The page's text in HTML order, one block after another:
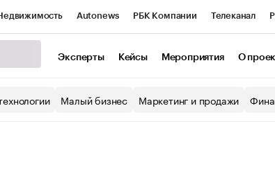
Autonews РБК Компании Телеканал
Экономика Бизнес
Эксперты Кейсы Мероприятия О
Малый бизнес Маркетинг и продажи